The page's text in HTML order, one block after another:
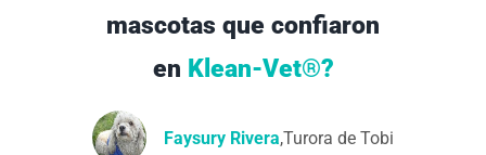
mascotas que confiaron
en Klean-Vet®?
Faysury Rivera,Turora de Tobi
Amanda Ospina,Turora de Aquiles